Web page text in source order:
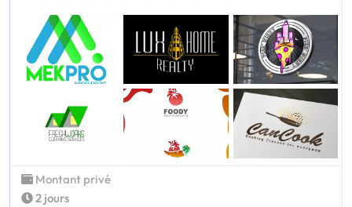
Montant privé
2 jours